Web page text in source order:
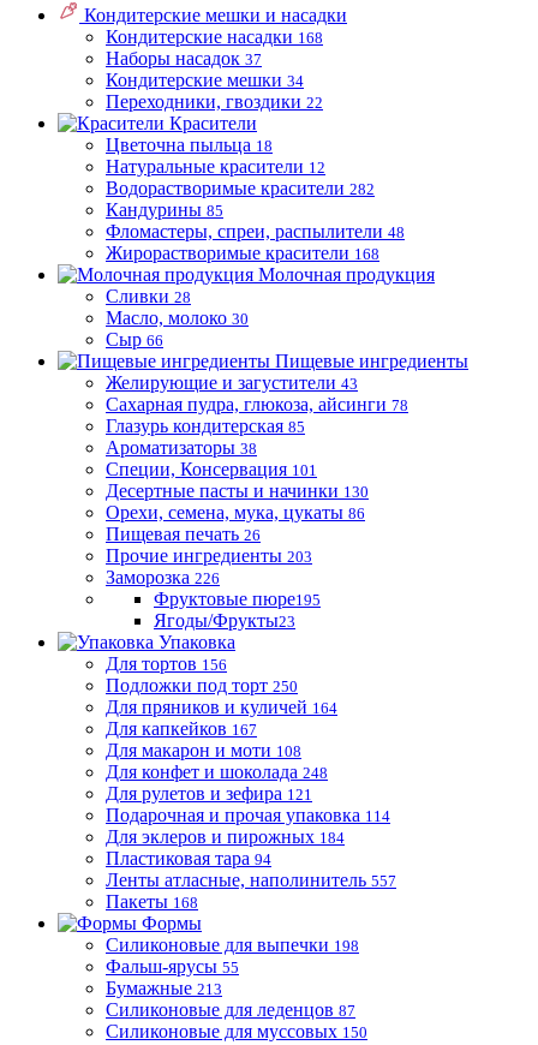
Кондитерские мешки и насадки
Кондитерские насадки 168
Наборы насадок 37
Кондитерские мешки 34
Переходники, гвоздики 22
Красители
Цветочна пыльца 18
Натуральные красители 12
Водорастворимые красители 282
Кандурины 85
Фломастеры, спреи, распылители 48
Жирорастворимые красители 168
Молочная продукция
Сливки 28
Масло, молоко 30
Сыр 66
Пищевые ингредиенты
Желирующие и загустители 43
Сахарная пудра, глюкоза, айсинги 78
Глазурь кондитерская 85
Ароматизаторы 38
Специи, Консервация 101
Десертные пасты и начинки 130
Орехи, семена, мука, цукаты 86
Пищевая печать 26
Прочие ингредиенты 203
Заморозка 226
Фруктовые пюре195
Ягоды/Фрукты23
Упаковка
Для тортов 156
Подложки под торт 250
Для пряников и куличей 164
Для капкейков 167
Для макарон и моти 108
Для конфет и шоколада 248
Для рулетов и зефира 121
Подарочная и прочая упаковка 114
Для эклеров и пирожных 184
Пластиковая тара 94
Ленты атласные, наполинитель 557
Пакеты 168
Формы
Силиконовые для выпечки 198
Фальш-ярусы 55
Бумажные 213
Силиконовые для леденцов 87
Силиконовые для муссовых 150